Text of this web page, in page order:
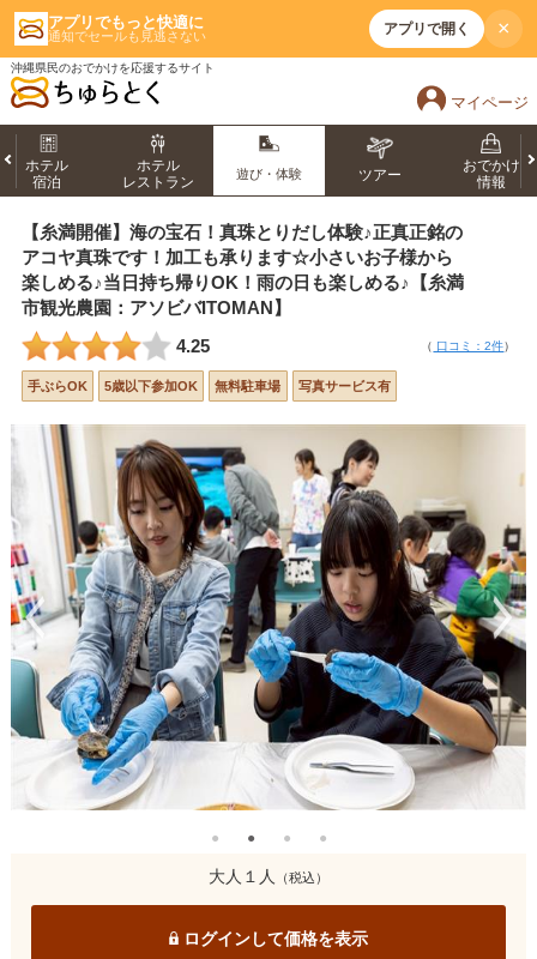
アプリでもっと快適に
通知でセールも見逃さない アプリで開く ×
沖縄県民のおでかけを応援するサイト
マイページ
ホテル
宿泊
ホテル
レストラン
遊び・体験 ツアー
おでかけ
情報
【糸満開催】海の宝石！真珠とりだし体験♪正真正銘の
アコヤ真珠です！加工も承ります☆小さいお子様から
楽しめる♪当日持ち帰りOK！雨の日も楽しめる♪【糸満
市観光農園：アソビバITOMAN】
4.25
（ 口コミ：2件）
手ぶらOK 5歳以下参加OK 無料駐車場 写真サービス有
大人１人 （税込）
ログインして価格を表示